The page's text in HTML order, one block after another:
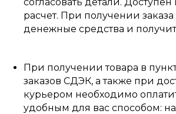
расчет. При получении
денежные средства и
При получении товара в
заказов СДЭК, а также при
курьером необходимо
удобным для вас способом: